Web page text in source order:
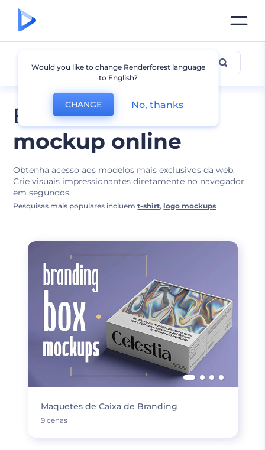
Edite o melhor
mockup online
Obtenha acesso aos modelos mais exclusivos da web.
Crie visuais impressionantes diretamente no navegador
em segundos.
Designs de Mockups
Pesquisas mais populares incluemt-shirt, logo mockups
Maquetes de Caixa de Branding
9 cenas
Would you like to change Renderforest language
to English?
CHANGE No, thanks